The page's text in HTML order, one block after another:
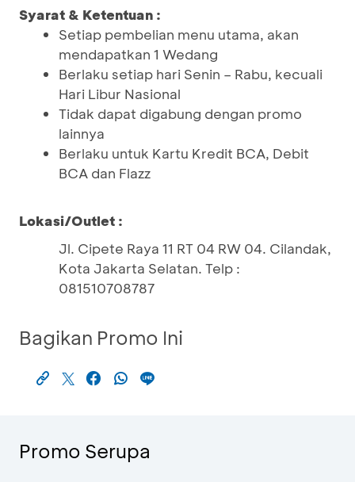
Syarat & Ketentuan :
Setiap pembelian menu utama, akan
mendapatkan 1 Wedang
Berlaku setiap hari Senin – Rabu, kecuali
Hari Libur Nasional
Tidak dapat digabung dengan promo
lainnya
Berlaku untuk Kartu Kredit BCA, Debit
BCA dan Flazz
Lokasi/Outlet :
Jl. Cipete Raya 11 RT 04 RW 04. Cilandak,
Kota Jakarta Selatan. Telp :
081510708787
Bagikan Promo Ini
Promo Serupa